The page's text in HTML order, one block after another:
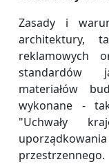
Zasady i
architektury,
reklamowych
standardów
materiałów
wykonane -
"Uchwały
przestrzennego.